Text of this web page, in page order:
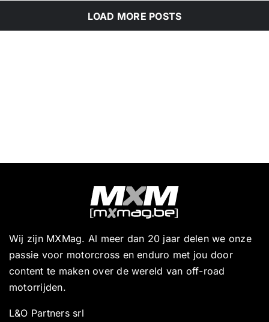
LOAD MORE POSTS
Wij zijn MXMag. Al meer dan 20 jaar delen we onze
passie voor motorcross en enduro met jou door
content te maken over de wereld van off-road
motorrijden.
L&O Partners srl